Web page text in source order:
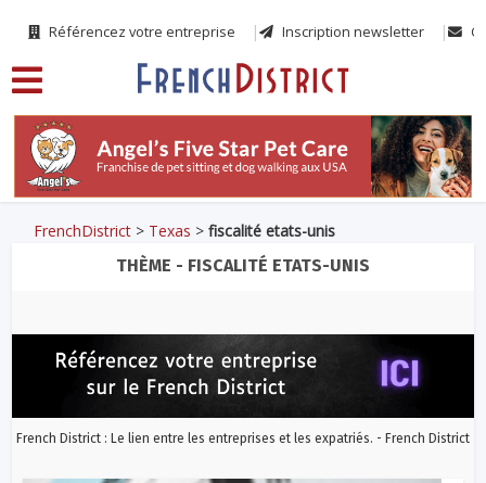
Référencez votre entreprise Inscription newsletter
FrenchDistrict > Texas >fiscalité etats-unis
THÈME - FISCALITÉ ETATS-UNIS
French District : Le lien entre les entreprises et les expatriés. - French District